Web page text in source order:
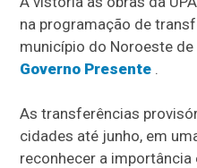
na programação de
município do Noroeste
Governo Presente .
As transferências
cidades até junho, em
reconhecer a